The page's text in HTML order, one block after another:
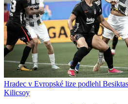
Hradec v Evropské lize podlehl
Kilicsoy